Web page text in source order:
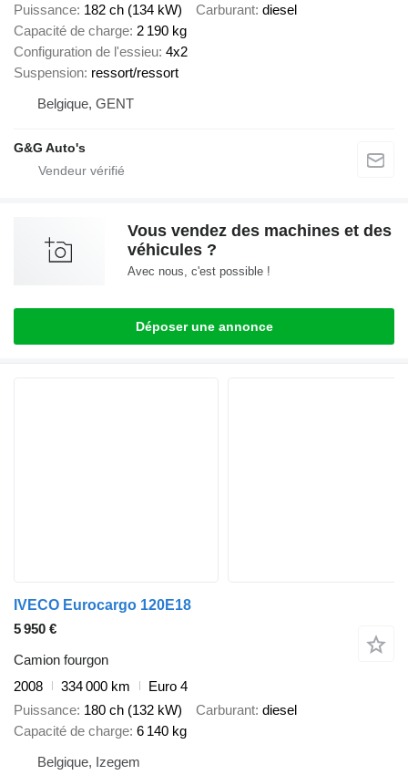
Puissance 182 ch (134 kW) Carburant diesel
Capacité de charge 2 190 kg
Configuration de l'essieu 4x2
Suspension ressort/ressort
Belgique, GENT
G&G Auto's
Vous vendez des machines et des
véhicules ?
Avec nous, c'est possible !
Déposer une annonce
IVECO Eurocargo 120E18
5 950 €
Camion fourgon
2008
334 000 km
Euro 4
Puissance 180 ch (132 kW) Carburant diesel
Capacité de charge 6 140 kg
Belgique, Izegem